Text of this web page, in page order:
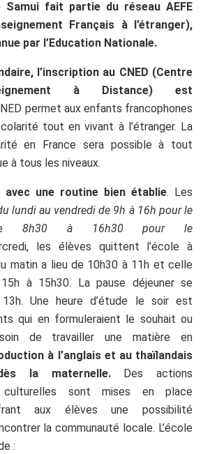
Samui fait partie du réseau AEFE
Français à l’étranger),
par l’Education Nationale.
l’inscription au CNED (Centre
à Distance) est
permet aux enfants francophones
tout en vivant à l’étranger. La
en France sera possible à tout
à tous les niveaux.
avec une routine bien établie. Les
lundi au vendredi de 9h à 16h pour le
8h30 à 16h30 pour le
les élèves quittent l’école à
matin a lieu de 10h30 à 11h et celle
à 15h30. La pause déjeuner se
Une heure d’étude le soir est
qui en formuleraient le souhait ou
de travailler une matière en
à l’anglais et au thaïlandais
la maternelle.Des actions
culturelles sont mises en place
aux élèves une possibilité
la communauté locale. L’école
: